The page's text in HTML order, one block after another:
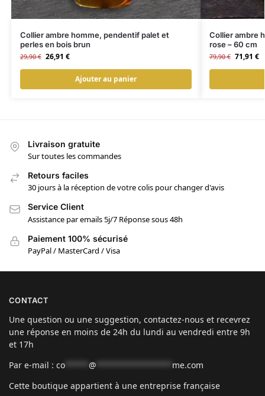
Collier ambre homme, pendentif palet et
perles en bois brun
29,90€ 26,91 €
Ajouter au panier
Collier ambre
rose – 60 cm
79,90€ 71,91 €
Livraison gratuite
Sur toutes les commandes
Retours faciles
30 jours à la réception de votre colis pour changer d'avis
Service Client
Assistance par emails 5j/7 Réponse sous 48h
Paiement 100% sécurisé
PayPal / MasterCard / Visa
CONTACT
Une question ou une suggestion, contactez-nous et recevrez
une réponse en moins de 24h du lundi au vendredi entre 9h
et 17h
Par e-mail : co @
me.com
Cette boutique appartient à une entreprise française